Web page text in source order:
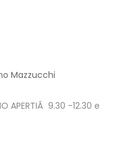
Mazzucchi
APERTIÂ 9.30 -12.30 e